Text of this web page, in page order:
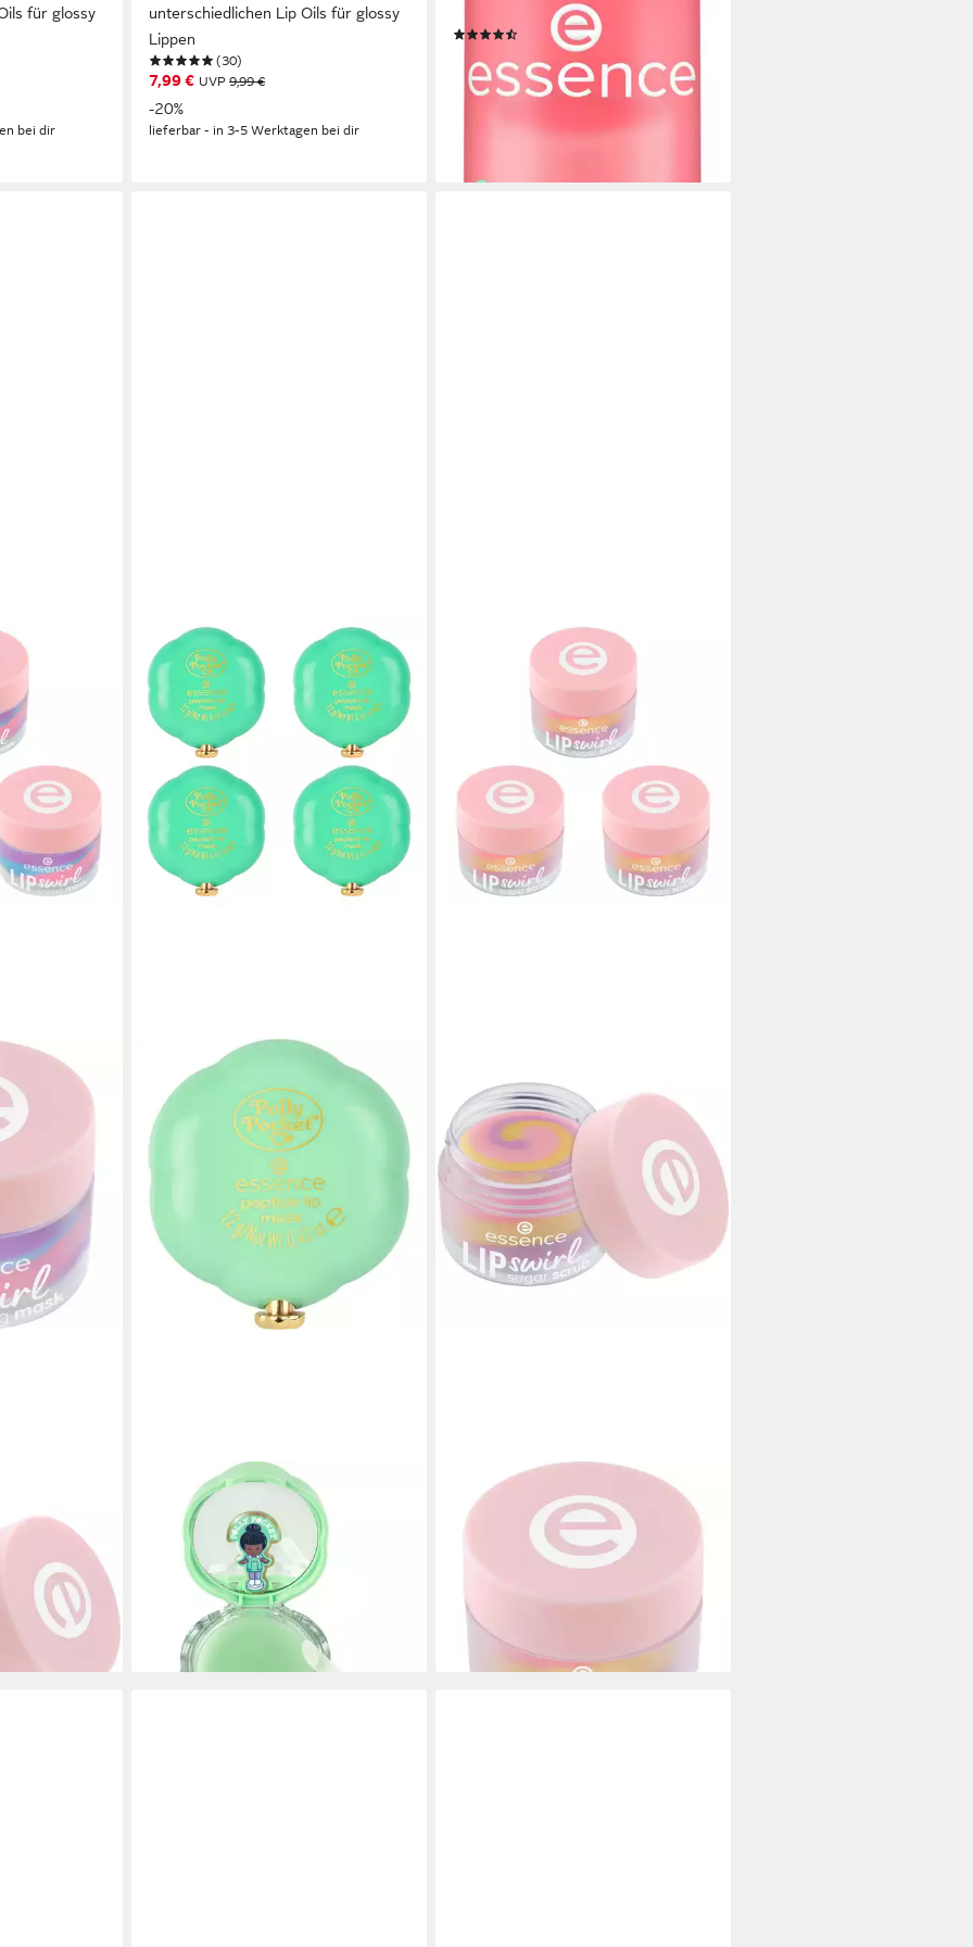
für glossy
bei dir
unterschiedlichen Lip Oils für glossy
Lippen
(30)
7,99 € UVP9,99 €
-20%
lieferbar - in 3-5 Werktagen bei dir
glänzende Lippen
8,39 €
(782,67 €/ 1 kg)
-30%
bei dir
ESSENCE
Lippenmaske Polly Pocket peptide lip
mask, 4-tlg., Verwöhnende Textur für
weiche, gepflegte Lippen, Handliches
Format
(228,96 €/ 1 kg)
lieferbar - in 1-2 Werktagen bei dir
ESSENCE
Lippenpflegemittel LIP swirl sugar
scrub, 3-tlg., 3-tlg., pflegend
8,99 €
-11%
lieferbar - in 1-2 Werktagen bei dir